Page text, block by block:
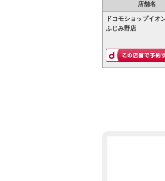
店舗名
ドコモショップイオ
ふじみ野店